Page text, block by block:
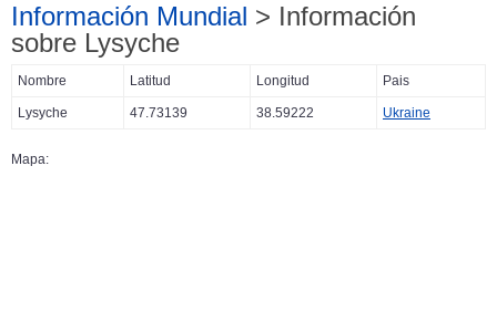
Información Mundial > Información
sobre Lysyche
Nombre Latitud Longitud Pais
Lysyche 47.73139 38.59222 Ukraine
Mapa: